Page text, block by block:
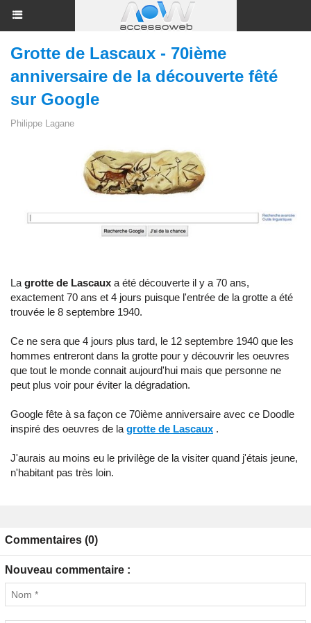
Grotte de Lascaux - 70ième
anniversaire de la découverte fêté
sur Google
Philippe Lagane
La grotte de Lascaux a été découverte il y a 70 ans,
exactement 70 ans et 4 jours puisque l'entrée de la grotte a été
trouvée le 8 septembre 1940.
Ce ne sera que 4 jours plus tard, le 12 septembre 1940 que les
hommes entreront dans la grotte pour y découvrir les oeuvres
que tout le monde connait aujourd'hui mais que personne ne
peut plus voir pour éviter la dégradation.
Google fête à sa façon ce 70ième anniversaire avec ce Doodle
inspiré des oeuvres de la grotte de Lascaux .
J'aurais au moins eu le privilège de la visiter quand j'étais jeune,
n'habitant pas très loin.
Commentaires (0)
Nouveau commentaire :